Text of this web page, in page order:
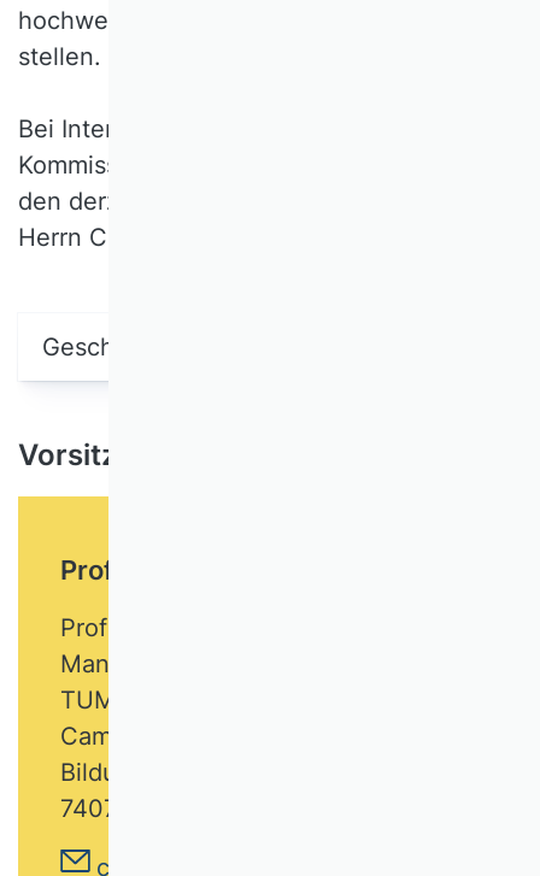
hochwertige Beiträge zur Diskussion zu
stellen.
Bei Interesse an einer Mitarbeit in der
Kommission wenden Sie sich bitte direkt an
den derzeitigen Kommissionsvorsitzenden,
Herrn Chengguang Li.
Geschichte der WK INT
Vorsitzender der Kommission
Prof. Dr. Chengguang Li
Professur für Strategisches
Management
TUM School of Management-
Campus Heilbronn
Bildungscampus 9n
74076 Heilbronn
chengguang.li@tum.de